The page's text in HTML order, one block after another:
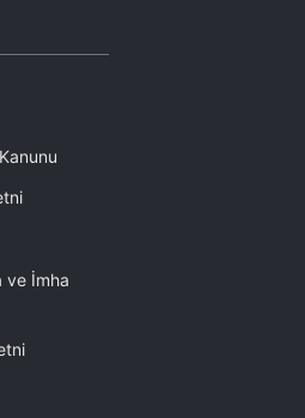
ve İmha